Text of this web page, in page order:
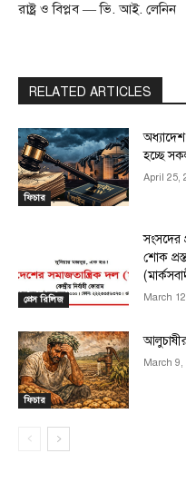
রাষ্ট্র ও বিপ্লব — ভি. আই. লেনিন
RELATED ARTICLES
ফিচার
হচ্ছে সকল
April 25,
প্রেস রিলিজ
সংসদের
শোক
March
ফিচার
March 9,